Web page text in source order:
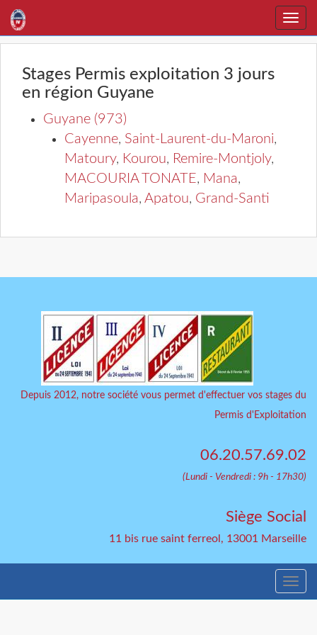
Toggle
Stages Permis exploitation 3 jours
en région Guyane
Guyane (973)
Cayenne, Saint-Laurent-du-Maroni,
Matoury, Kourou, Remire-Montjoly,
MACOURIA TONATE, Mana,
Maripasoula, Apatou, Grand-Santi
Depuis 2012, notre société vous permet d'effectuer vos stages du
Permis d'Exploitation
06.20.57.69.02
(Lundi - Vendredi : 9h - 17h30)
Siège Social
11 bis rue saint ferreol, 13001 Marseille